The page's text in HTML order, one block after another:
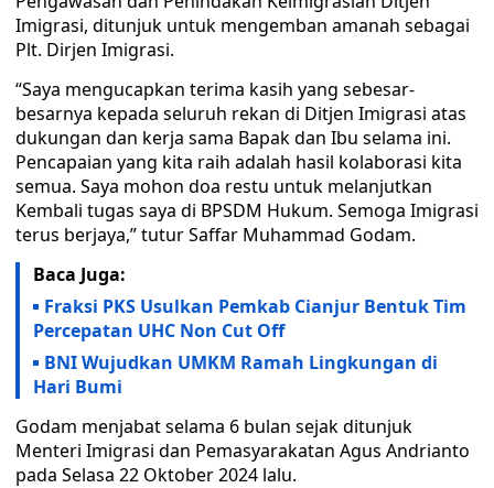
Imigrasi, ditunjuk untuk mengemban amanah sebagai
Plt. Dirjen Imigrasi.
“Saya mengucapkan terima kasih yang sebesar-
besarnya kepada seluruh rekan di Ditjen Imigrasi atas
dukungan dan kerja sama Bapak dan Ibu selama ini.
Pencapaian yang kita raih adalah hasil kolaborasi kita
semua. Saya mohon doa restu untuk melanjutkan
Kembali tugas saya di BPSDM Hukum. Semoga Imigrasi
terus berjaya,” tutur Saffar Muhammad Godam.
Baca Juga:
Fraksi PKS Usulkan Pemkab Cianjur Bentuk Tim
Percepatan UHC Non Cut Off
BNI Wujudkan UMKM Ramah Lingkungan di
Hari Bumi
Godam menjabat selama 6 bulan sejak ditunjuk
Menteri Imigrasi dan Pemasyarakatan Agus Andrianto
pada Selasa 22 Oktober 2024 lalu.